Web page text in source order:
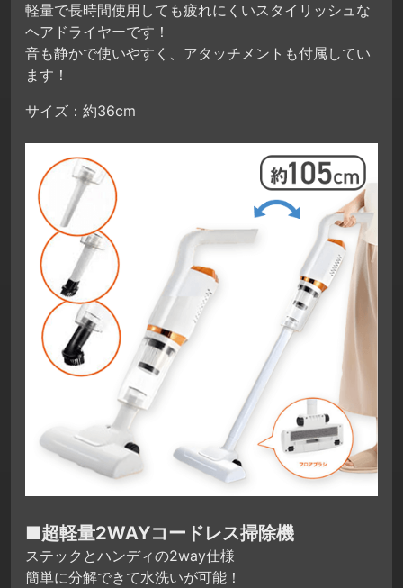
軽量で長時間使用しても疲れにくいスタイリッシュな
ヘアドライヤーです！
音も静かで使いやすく、アタッチメントも付属してい
ます！
サイズ：約36cm
■超軽量2WAYコードレス掃除機
ステックとハンディの2way仕様
簡単に分解できて水洗いが可能！